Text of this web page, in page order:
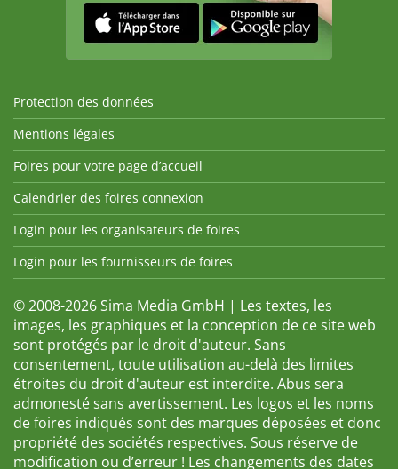
Protection des données
Mentions légales
Foires pour votre page d’accueil
Calendrier des foires connexion
Login pour les organisateurs de foires
Login pour les fournisseurs de foires
© 2008-2026 Sima Media GmbH | Les textes, les
images, les graphiques et la conception de ce site web
sont protégés par le droit d'auteur. Sans
consentement, toute utilisation au-delà des limites
étroites du droit d'auteur est interdite. Abus sera
admonesté sans avertissement. Les logos et les noms
de foires indiqués sont des marques déposées et donc
propriété des sociétés respectives. Sous réserve de
modification ou d’erreur ! Les changements des dates